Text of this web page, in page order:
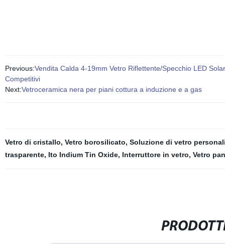
Previous:Vendita Calda 4-19mm Vetro Riflettente/Specchio LED
Competitivi
Next:Vetroceramica nera per piani cottura a induzione e a gas
Vetro di cristallo, Vetro borosilicato, Soluzione di vetro
trasparente, Ito Indium Tin Oxide, Interruttore in vetro, Vetro